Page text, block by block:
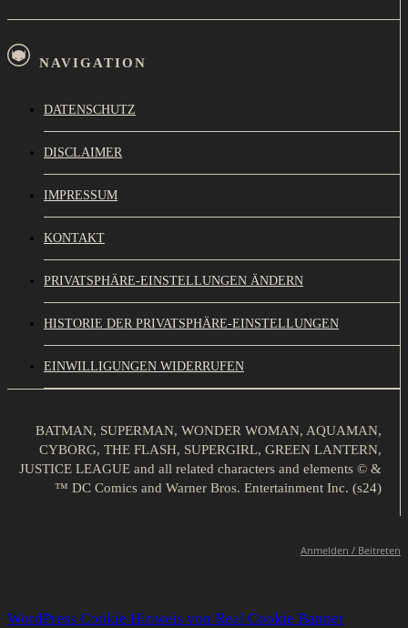
NAVIGATION
DATENSCHUTZ
DISCLAIMER
IMPRESSUM
KONTAKT
PRIVATSPHÄRE-EINSTELLUNGEN ÄNDERN
HISTORIE DER PRIVATSPHÄRE-EINSTELLUNGEN
EINWILLIGUNGEN WIDERRUFEN
BATMAN, SUPERMAN, WONDER WOMAN, AQUAMAN,
CYBORG, THE FLASH, SUPERGIRL, GREEN LANTERN,
JUSTICE LEAGUE and all related characters and elements © &
™ DC Comics and Warner Bros. Entertainment Inc. (s24)
Anmelden / Beitreten
WordPress Cookie Hinweis von Real Cookie Banner